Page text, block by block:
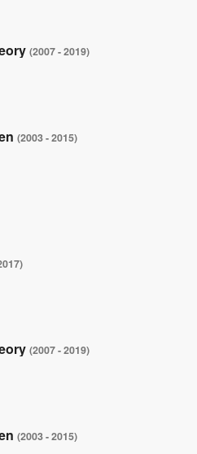
(2007 - 2019)
(2003 - 2015)
(2007 - 2019)
(2003 - 2015)